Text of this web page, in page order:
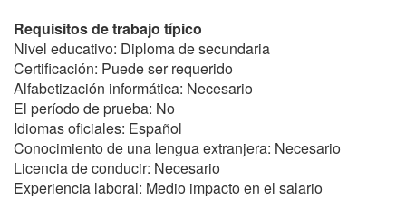
Requisitos de trabajo típico
Nivel educativo: Diploma de secundaria
Certificación: Puede ser requerido
Alfabetización informática: Necesario
El período de prueba: No
Idiomas oficiales: Español
Conocimiento de una lengua extranjera: Necesario
Licencia de conducir: Necesario
Experiencia laboral: Medio impacto en el salario